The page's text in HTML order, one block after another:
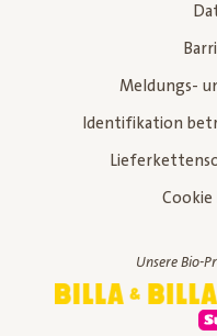
Meldungs-
Identifikation
Unsere Bio-